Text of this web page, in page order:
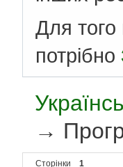
Для
потрібно
→
Сторінки 1